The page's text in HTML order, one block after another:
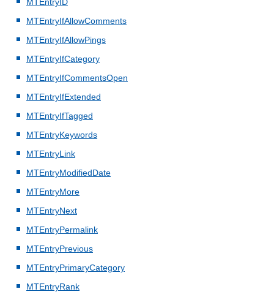
MTEntryIfAllowComments
MTEntryIfAllowPings
MTEntryIfCategory
MTEntryIfCommentsOpen
MTEntryIfExtended
MTEntryIfTagged
MTEntryKeywords
MTEntryLink
MTEntryModifiedDate
MTEntryMore
MTEntryNext
MTEntryPermalink
MTEntryPrevious
MTEntryPrimaryCategory
MTEntryRank